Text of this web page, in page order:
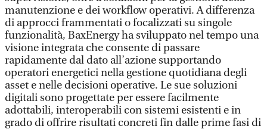
manutenzione e dei workflow operativi. A differenza
di approcci frammentati o focalizzati su singole
funzionalità, BaxEnergy ha sviluppato nel tempo una
visione integrata che consente di passare
rapidamente dal dato all’azione supportando
operatori energetici nella gestione quotidiana degli
asset e nelle decisioni operative. Le sue soluzioni
digitali sono progettate per essere facilmente
adottabili, interoperabili con sistemi esistenti e in
grado di offrire risultati concreti fin dalle prime fasi di